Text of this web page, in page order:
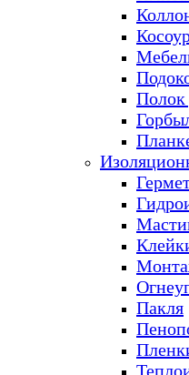
Полок
Пакля